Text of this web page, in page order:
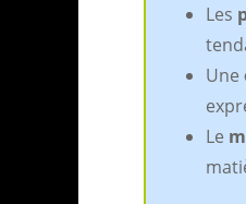
Les
Une
Le